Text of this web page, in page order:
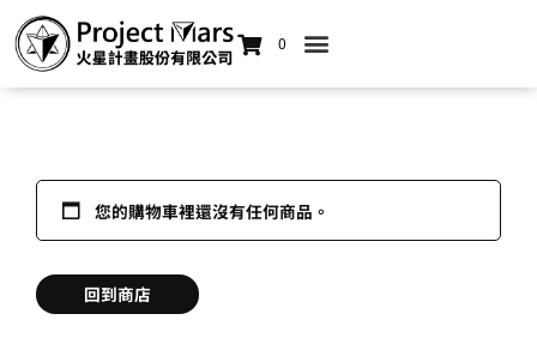
0
您的購物車裡還沒有任何商品。
回到商店